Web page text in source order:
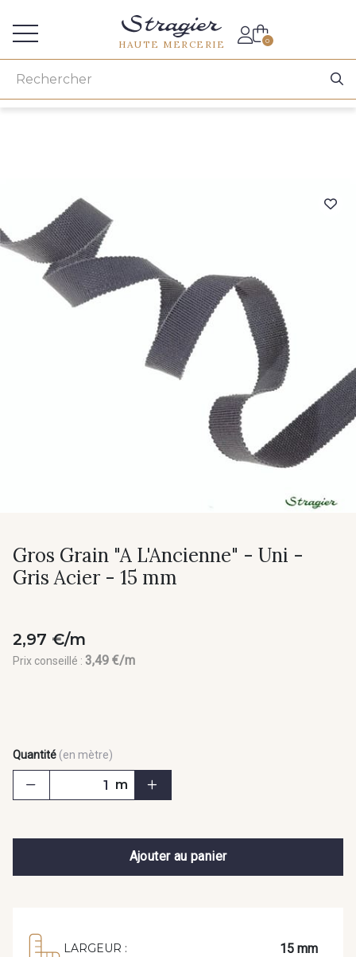
HAUTE MERCERIE 0
Gros Grain "A L'Ancienne" - Uni -
Gris Acier - 15 mm
2,97 €/m
Prix conseillé : 3,49 €/m
Quantité (en mètre)
m
Ajouter au panier
LARGEUR : 15 mm